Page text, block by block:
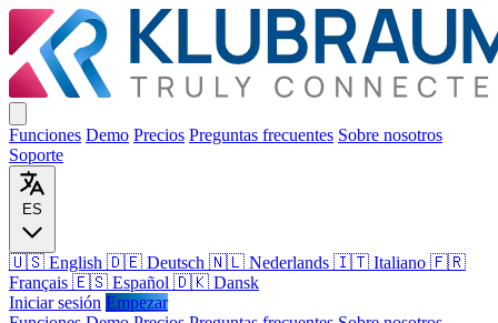
Funciones Demo Precios Preguntas frecuentes Sobre nosotros
Soporte
ES
🇺🇸 English 🇩🇪 Deutsch 🇳🇱 Nederlands 🇮🇹 Italiano 🇫🇷
Français 🇪🇸 Español 🇩🇰 Dansk
Iniciar sesión Empezar